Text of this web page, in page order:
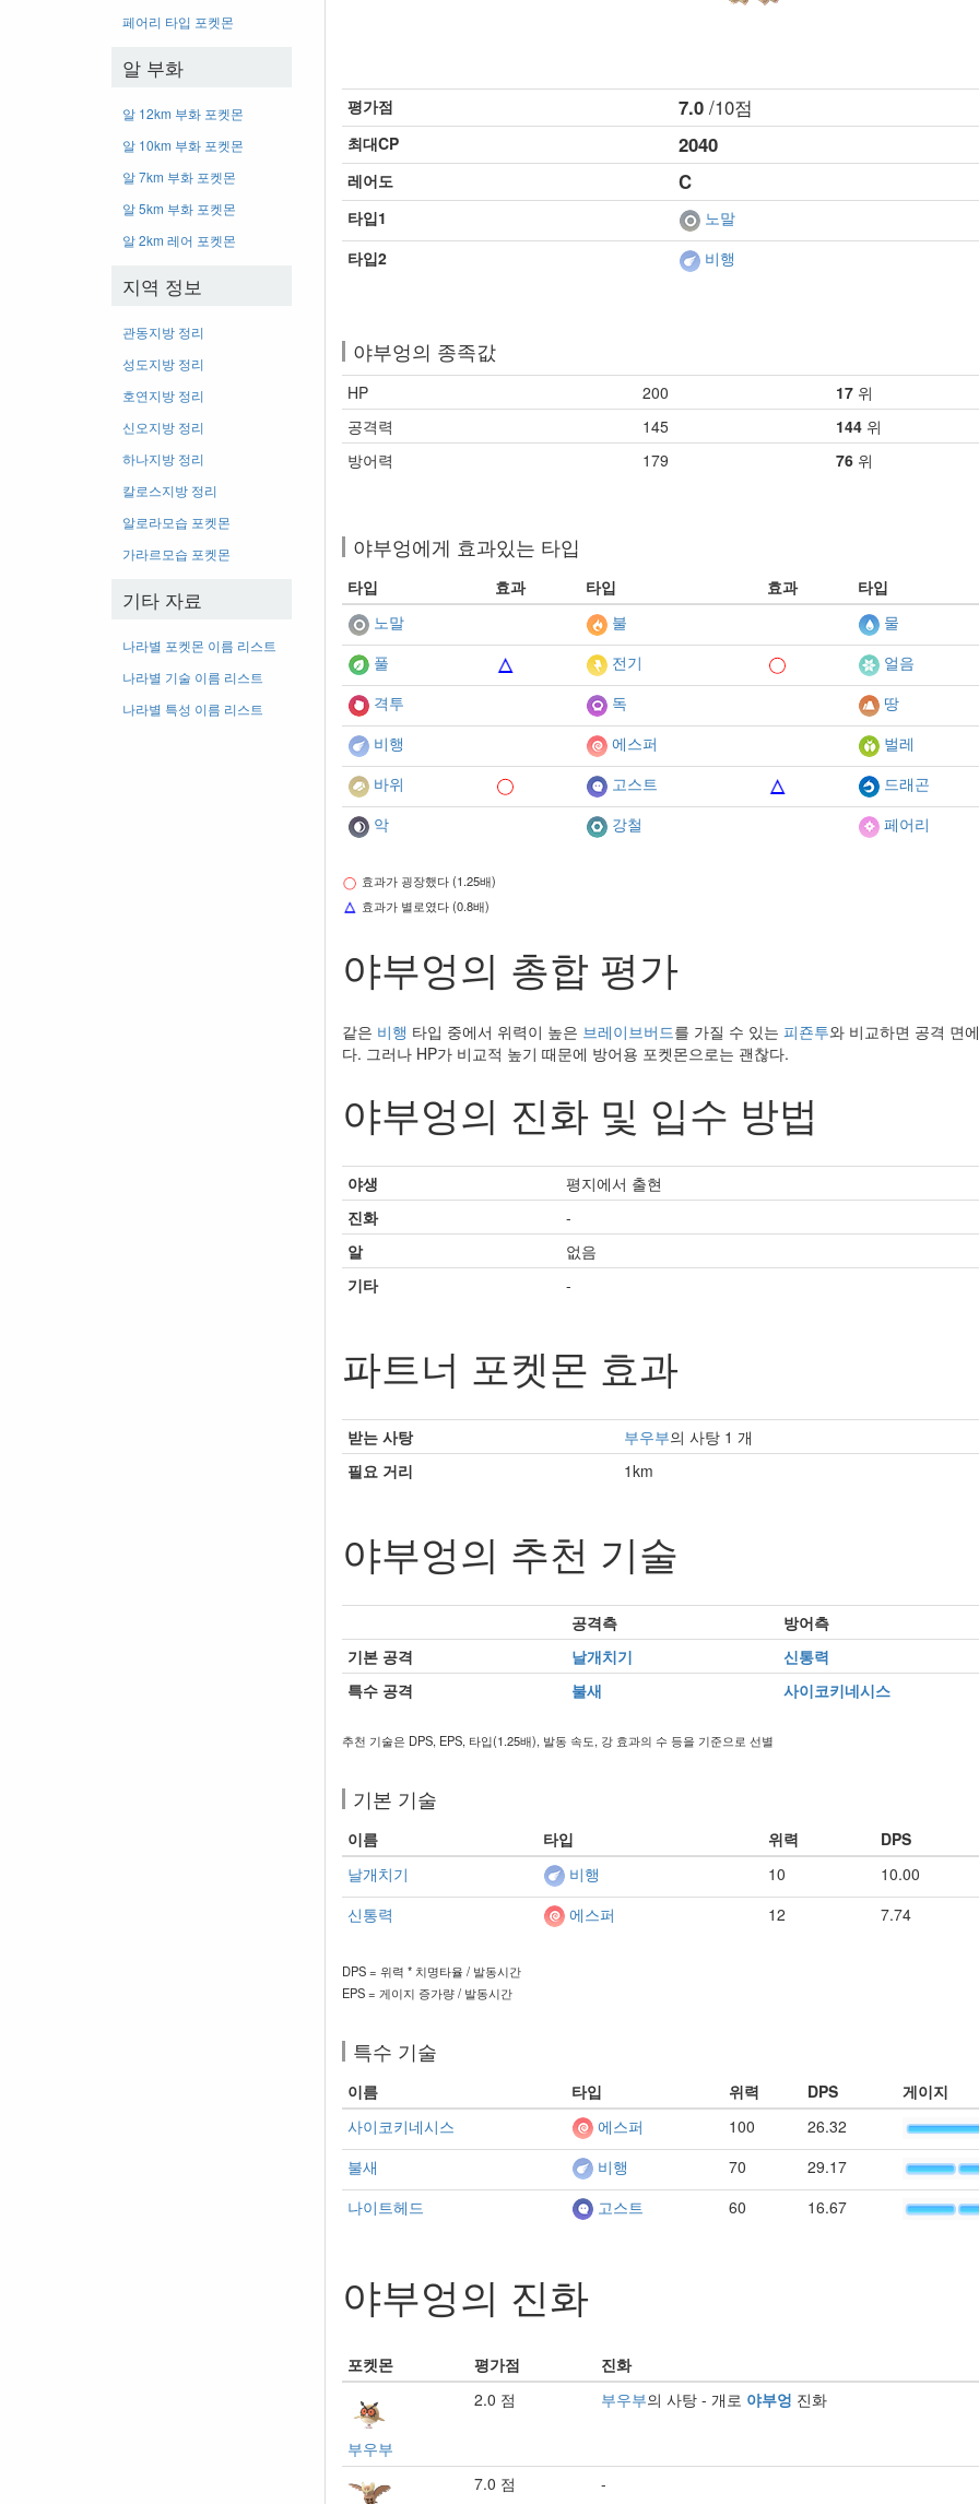
페어리 타입 포켓몬
알 부화
알 12km 부화 포켓몬
알 10km 부화 포켓몬
알 7km 부화 포켓몬
알 5km 부화 포켓몬
알 2km 레어 포켓몬
지역 정보
관동지방 정리
성도지방 정리
호연지방 정리
신오지방 정리
하나지방 정리
칼로스지방 정리
알로라모습 포켓몬
가라르모습 포켓몬
기타 자료
나라별 포켓몬 이름 리스트
나라별 기술 이름 리스트
나라별 특성 이름 리스트
평가점 7.0 /10점
최대CP 2040
레어도 C
타입1
노말
타입2
비행
야부엉의 종족값
HP 200 17 위
공격력
145 144 위
방어력
179 76 위
야부엉에게 효과있는 타입
타입 효과 타입 효과
타입
노말
불
물
풀
전기
얼음
격투
독
땅
비행
에스퍼
벌레
바위
고스트
드래곤
악
강철 페어리
효과가 굉장했다 (1.25배)
효과가 별로였다 (0.8배)
야부엉의 총합 평가
같은 비행 타입 중에서 위력이 높은 브레이브버드를 가질 수 있는 피죤투와 비교하면 공격 면
다. 그러나 HP가 비교적 높기 때문에 방어용 포켓몬으로는 괜찮다.
야부엉의 진화 및 입수 방법
야생
평지에서 출현
진화
-
알
없음
기타
-
파트너 포켓몬 효과
받는 사탕 부우부의 사탕 1 개
필요 거리
1km
야부엉의 추천 기술
공격측
방어측
기본 공격
날개치기
신통력
특수 공격
불새 사이코키네시스
추천 기술은 DPS, EPS, 타입(1.25배), 발동 속도, 강 효과의 수 등을 기준으로 선별
기본 기술
이름 타입 위력
DPS
날개치기
비행 10
10.00
신통력
에스퍼 12 7.74
DPS = 위력 * 치명타율 / 발동시간
EPS = 게이지 증가량 / 발동시간
특수 기술
이름 타입 위력 DPS
게이지
사이코키네시스
에스퍼 100
26.32
불새
비행 70
29.17
나이트헤드
고스트 60 16.67
야부엉의 진화
포켓몬 평가점 진화
부우부
2.0 점 부우부의 사탕 - 개로 야부엉 진화
7.0 점 -